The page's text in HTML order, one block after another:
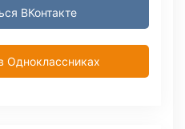
ВКонтакте
Одноклассниках